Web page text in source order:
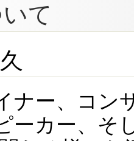
て
ナー、コン
ーカー、そ